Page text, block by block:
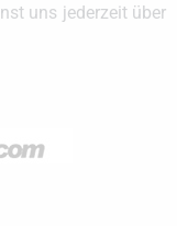
uns jederzeit über